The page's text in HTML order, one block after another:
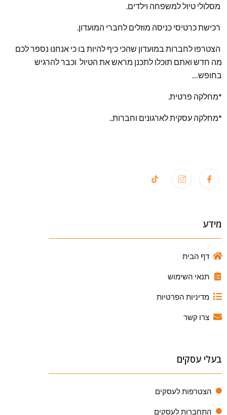
מסלולי טיול למשפחה וילדים.
רכישת כרטיסי כניסה מוזלים לחברי המועדון.
הצטרפו לחברות במועדון שהכי כיף להיות בו כי אנחנו נספר לכם
מה חדש ואתם תוכלו לתכנן מראש את הטיול וכבר להרגיש
בחופש…
*מחלקה פרטית.
*מחלקה עסקית לארגונים וחברות..
מידע
דף הבית
תנאי השימוש
מדיניות הפרטיות
צרו קשר
בעלי עסקים
הצטרפות לעסקים
התחברות לעסקים